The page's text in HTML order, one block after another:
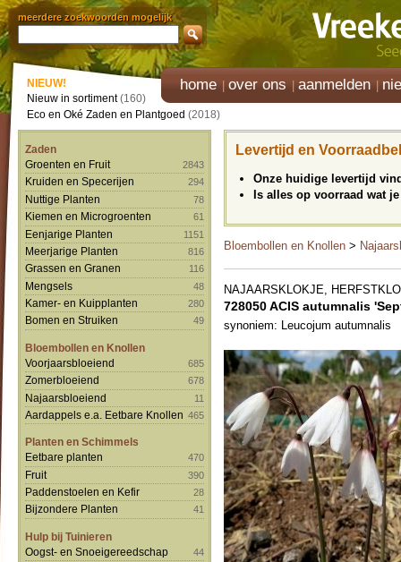
meerdere zoekwoorden mogelijk
home over ons aanmelden
NIEUW!
Nieuw in sortiment(160)
Eco en Oké Zaden en Plantgoed (2018)
Zaden
Groenten en Fruit
2843
Kruiden en Specerijen 294
Nuttige Planten 78
Kiemen en Microgroenten 61
Eenjarige Planten 1151
Meerjarige Planten 816
Grassen en Granen 116
Mengsels 48
Kamer- en Kuipplanten 280
Bomen en Struiken 49
Bloembollen en Knollen
Voorjaarsbloeiend
685
Zomerbloeiend 678
Najaarsbloeiend 11
Aardappels e.a. Eetbare Knollen 465
Planten en Schimmels
Eetbare planten
470
Fruit 390
Paddenstoelen en Kefir 28
Bijzondere Planten 41
Hulp bij Tuinieren
Oogst- en Snoeigereedschap
44
Levertijd en
Onze huidige levertijd
Is alles op voorraad wat
Bloembollen en Knollen >
NAJAARSKLOKJE,
728050 ACIS autumnalis
synoniem: Leucojum autumnalis